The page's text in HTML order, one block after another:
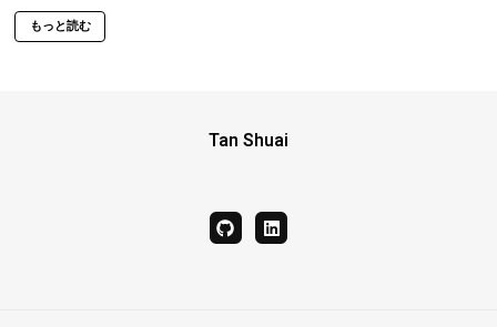
もっと読む
Tan Shuai
githublinkedin